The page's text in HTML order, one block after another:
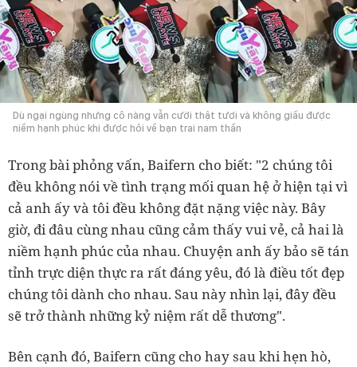
Dù ngại ngùng nhưng cô nàng vẫn cười thật tươi và không giấu được
niềm hạnh phúc khi được hỏi về bạn trai nam thần
Trong bài phỏng vấn, Baifern cho biết: "2 chúng tôi
đều không nói về tình trạng mối quan hệ ở hiện tại vì
cả anh ấy và tôi đều không đặt nặng việc này. Bây
giờ, đi đâu cùng nhau cũng cảm thấy vui vẻ, cả hai là
niềm hạnh phúc của nhau. Chuyện anh ấy bảo sẽ tán
tỉnh trực diện thực ra rất đáng yêu, đó là điều tốt đẹp
chúng tôi dành cho nhau. Sau này nhìn lại, đây đều
sẽ trở thành những kỷ niệm rất dễ thương".
Bên cạnh đó, Baifern cũng cho hay sau khi hẹn hò,